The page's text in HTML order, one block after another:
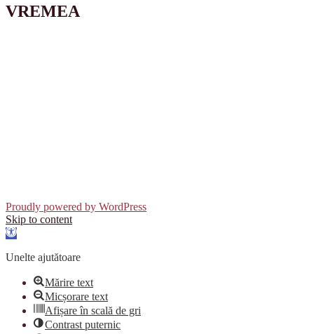
VREMEA
Proudly powered by WordPress
Skip to content
Open
Unelte ajutătoare
Mărire text
Micșorare text
Afișare în scală de gri
Contrast puternic